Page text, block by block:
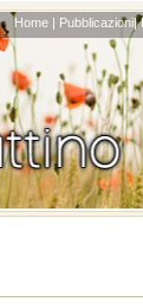
Home | Pubblicazioni|